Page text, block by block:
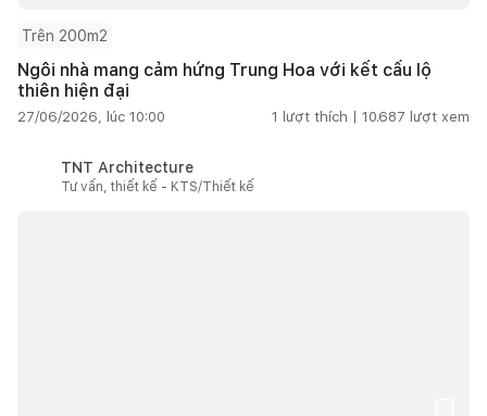
Trên 200m2
Ngôi nhà mang cảm hứng Trung Hoa với kết cấu lộ
thiên hiện đại
27/06/2026, lúc 10:00 1 lượt thích | 10.687 lượt xem
TNT Architecture
Tư vấn, thiết kế - KTS/Thiết kế